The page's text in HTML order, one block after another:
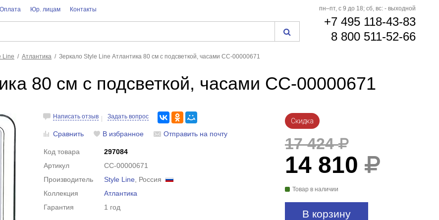
Оплата Юр. лицам Контакты пн–пт, с 9 до 18; сб, вс: - выходной
+7 495 118-43-83
8 800 511-52-66
Line Атлантика Зеркало Style Line Атлантика 80 см с подсветкой, часами СС-00000671
80 см с подсветкой, часами СС-00000671
Написать отзыв Задать вопрос
Сравнить В избранное Отправить на почту
Код товара
297084
Артикул
СС-00000671
Производитель
Style Line , Россия
Коллекция
Атлантика
Гарантия
1 год
Скидка
17 424
14 810
Товар в наличии
В корзину